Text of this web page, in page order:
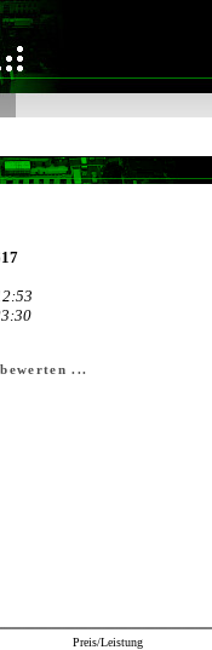
...
Preis/Leistung